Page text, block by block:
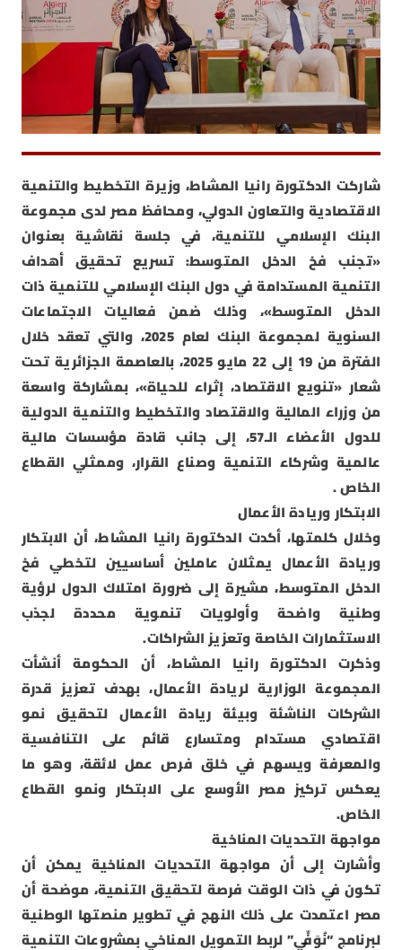
شاركت الدكتورة رانيا المشاط، وزيرة التخطيط والتنمية
الاقتصادية والتعاون الدولي، ومحافظ مصر لدى مجموعة
البنك الإسلامي للتنمية، في جلسة نقاشية بعنوان
«تجنب فخ الدخل المتوسط: تسريع تحقيق أهداف
التنمية المستدامة في دول البنك الإسلامي للتنمية ذات
الدخل المتوسط»، وذلك ضمن فعاليات الاجتماعات
السنوية لمجموعة البنك لعام 2025، والتي تعقد خلال
الفترة من 19 إلى 22 مايو 2025، بالعاصمة الجزائرية تحت
شعار «تنويع الاقتصاد، إثراء للحياة»، بمشاركة واسعة
من وزراء المالية والاقتصاد والتخطيط والتنمية الدولية
للدول الأعضاء الـ57، إلى جانب قادة مؤسسات مالية
عالمية وشركاء التنمية وصناع القرار، وممثلي القطاع
الخاص .
الابتكار وريادة الأعمال
وخلال كلمتها، أكدت الدكتورة رانيا المشاط، أن الابتكار
وريادة الأعمال يمثلان عاملين أساسيين لتخطي فخ
الدخل المتوسط، مشيرة إلى ضرورة امتلاك الدول لرؤية
وطنية واضحة وأولويات تنموية محددة لجذب
الاستثمارات الخاصة وتعزيز الشراكات.
وذكرت الدكتورة رانيا المشاط، أن الحكومة أنشأت
المجموعة الوزارية لريادة الأعمال، بهدف تعزيز قدرة
الشركات الناشئة وبيئة ريادة الأعمال لتحقيق نمو
اقتصادي مستدام ومتسارع قائم على التنافسية
والمعرفة ويسهم في خلق فرص عمل لائقة، وهو ما
يعكس تركيز مصر الأوسع على الابتكار ونمو القطاع
الخاص.
مواجهة التحديات المناخية
وأشارت إلى أن مواجهة التحديات المناخية يمكن أن
تكون في ذات الوقت فرصة لتحقيق التنمية، موضحة أن
مصر اعتمدت على ذلك النهج في تطوير منصتها الوطنية
لبرنامج “نُوَفِّي” لربط التمويل المناخي بمشروعات التنمية